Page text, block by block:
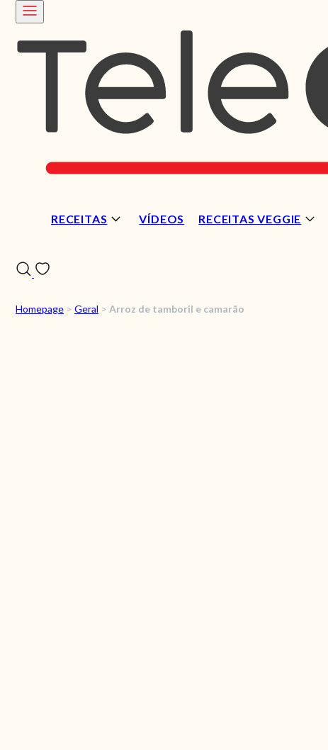
RECEITAS VÍDEOS RECEITAS VEGGIE
Homepage > Geral > Arroz de tamboril e camarão